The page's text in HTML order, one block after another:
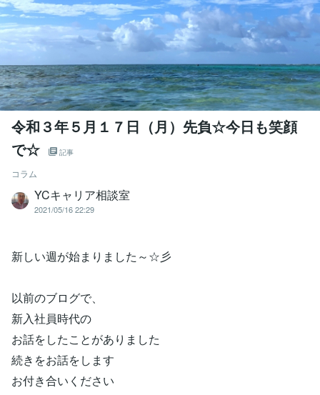
令和３年５月１７日（月）先負☆今日も笑顔
で☆
記事
コラム
YCキャリア相談室
2021/05/16 22:29
新しい週が始まりました～☆彡
以前のブログで、
新入社員時代の
お話をしたことがありました
続きをお話をします
お付き合いください